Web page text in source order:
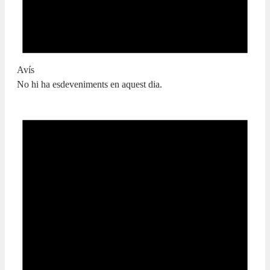
Avís
No hi ha esdeveniments en aquest dia.